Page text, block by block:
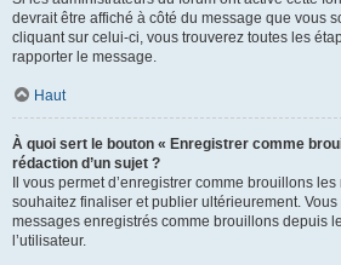
devrait être affiché à côté du message que vous
cliquant sur celui-ci, vous trouverez toutes les
rapporter le message.
Haut
À quoi sert le bouton « Enregistrer comme
rédaction d’un sujet ?
Il vous permet d’enregistrer comme brouillons
souhaitez finaliser et publier ultérieurement.
messages enregistrés comme brouillons depuis
l’utilisateur.